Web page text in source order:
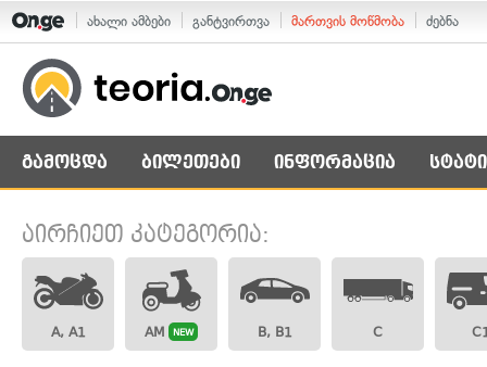
ახალი ამბები განტვირთვა მართვის მოწმობა ძებნა
გამოცდა ბილეთები ინფორმაცია
აირჩიეთ კატეგორია:
A, A1 AM NEW B, B1 C